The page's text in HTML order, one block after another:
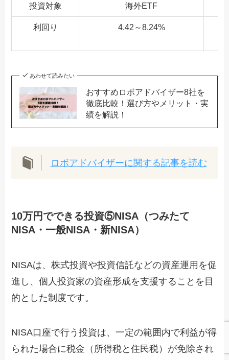
投資対象 海外ETF
利回り 4.42～8.24%
あわせて読みたい
おすすめロボアドバイザー8社を
徹底比較！選び方やメリット・実
績を解説！
ロボアドバイザーに関する記事を読む
10万円でできる投資⑤NISA（つみたて
NISA・一般NISA・新NISA）
NISAは、株式投資や投資信託などの資産運用を促
進し、個人投資家の資産形成を支援することを目
的とした制度です。
NISA口座で行う投資は、一定の範囲内で利益が得
られた場合に税金（所得税と住民税）が免除され